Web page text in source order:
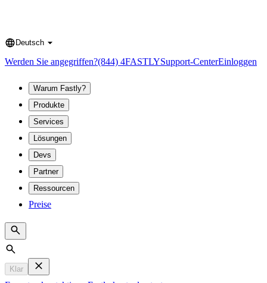
Language
Deutsch
Werden Sie angegriffen?(844) 4FASTLYSupport-CenterEinloggen
Warum Fastly?
Produkte
Services
Lösungen
Devs
Partner
Ressourcen
Preise
Search
Klar